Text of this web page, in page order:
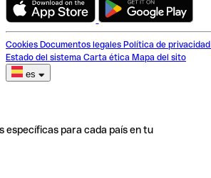
Cookies Documentos legales Política de privacidad
Estado del sistema Carta ética Mapa del sito
es
específicas para cada país en tu